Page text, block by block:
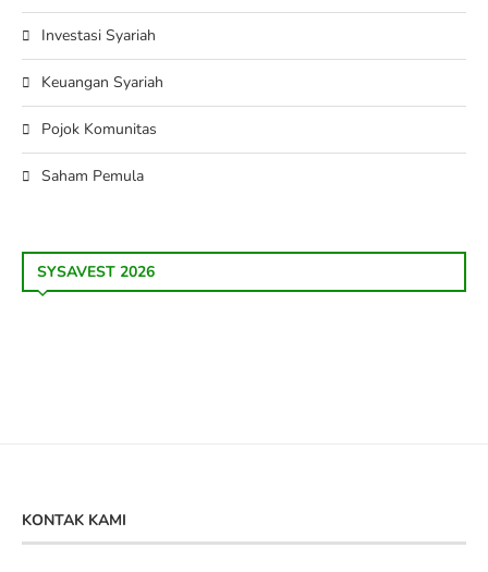
Investasi Syariah
Keuangan Syariah
Pojok Komunitas
Saham Pemula
SYSAVEST 2026
KONTAK KAMI